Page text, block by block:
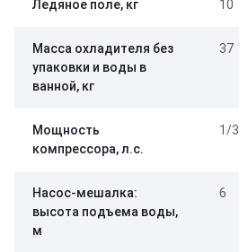
Ледяное поле, кг 10
Масса охладителя без
упаковки и воды в
ванной, кг
37
Мощность
компрессора, л.с.
1/3
Насос-мешалка:
высота подъема воды,
м
6